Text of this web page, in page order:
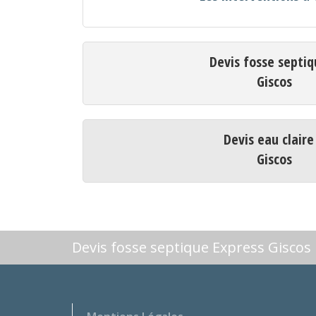
Devis fosse
Giscos
Devis eau
Giscos
Devis fosse septique Express Giscos